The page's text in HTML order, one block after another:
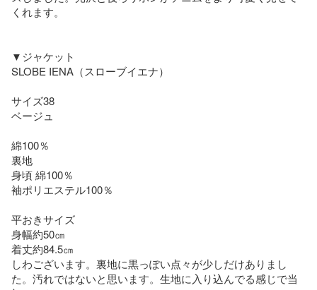
くれます。
▼ジャケット
SLOBE IENA（スローブイエナ）
サイズ38
ベージュ
綿100％
裏地
身頃 綿100％
袖ポリエステル100％
平おきサイズ
身幅約50㎝
着丈約84.5㎝
しわございます。裏地に黒っぽい点々が少しだけありまし
た。汚れではないと思います。生地に入り込んでる感じで当